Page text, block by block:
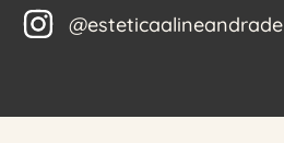
@esteticaalineandrade